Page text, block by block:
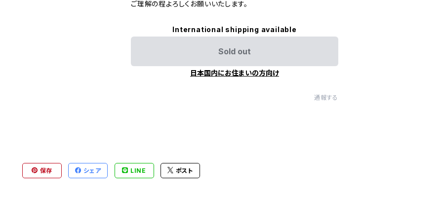
ご理解の程よろしくお願いいたします。
International shipping available
Sold out
日本国内にお住まいの方向け
通報する
保存 シェア LINE ポスト